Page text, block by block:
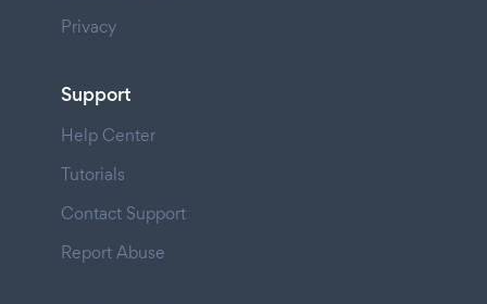
Privacy
Support
Help Center
Tutorials
Contact Support
Report Abuse